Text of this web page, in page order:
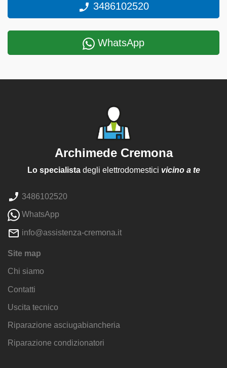
3486102520
WhatsApp
Archimede Cremona
Lo specialistadegli elettrodomestici vicino a te
3486102520
WhatsApp
info@assistenza-cremona.it
Site map
Chi siamo
Contatti
Uscita tecnico
Riparazione asciugabiancheria
Riparazione condizionatori